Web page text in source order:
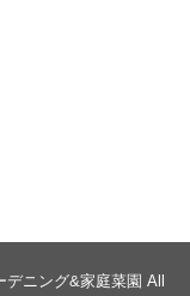
デニング&家庭菜園 All